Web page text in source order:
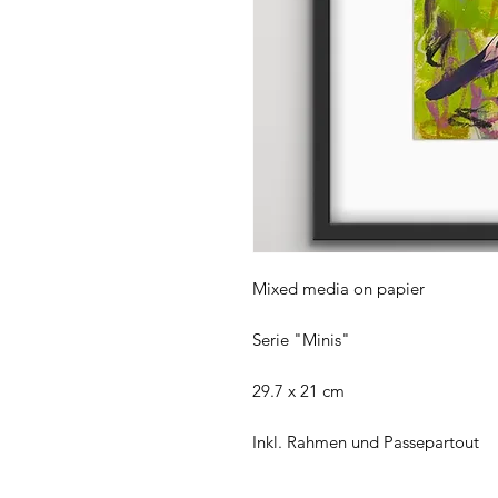
Mixed media on papier
Serie "Minis"
29.7 x 21 cm
Inkl. Rahmen und Passepartout